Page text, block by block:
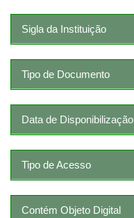
Sigla da Instituição
Tipo de Documento
Data de Disponibilização
Tipo de Acesso
Contém Objeto Digital